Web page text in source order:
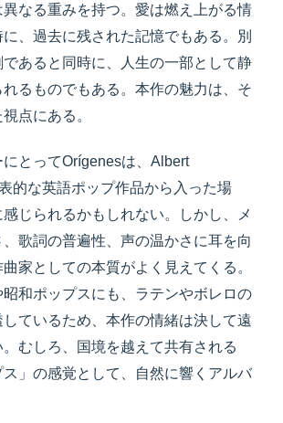
なる重みを持つ。愛は燃え上がる情
、過去に残された記憶でもある。別
あると同時に、人生の一部として静
るものでもある。本作の魅力は、そ
点にある。
にとってOrígenesは、Albert
的な英語ポップ作品から入った場
じられるかもしれない。しかし、メ
、歌詞の普遍性、声の温かさに耳を向
家としての本質がよく見えてくる。
昭和ポップスにも、ラテンやボレロの
ているため、本作の情緒は決して遠
むしろ、国境を越えて共有される
ス」の感覚として、自然に響くアルバ